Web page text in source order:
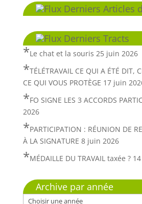
Derniers Articles
Derniers Tracts
Le chat et la souris 25 juin 2026
TÉLÉTRAVAIL CE QUI A ÉTÉ DIT,
CE QUI VOUS PROTÈGE 17 juin
FO SIGNE LES 3 ACCORDS
2026
PARTICIPATION : RÉUNION DE
À LA SIGNATURE 8 juin 2026
MÉDAILLE DU TRAVAIL taxée ?
Archive par année